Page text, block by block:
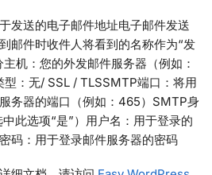
发送的电子邮件地址电子邮件发送
邮件时收件人将看到的名称作为“发
机：您的外发邮件服务器（例如：
：无/ SSL / TLSSMTP端口：将用
务器的端口（例如：465）SMTP身
此选项“是”）用户名：用于登录的
码：用于登录邮件服务器的密码